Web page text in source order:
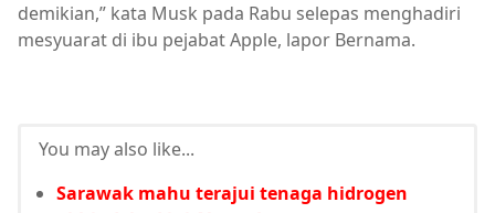
demikian,” kata Musk pada Rabu selepas menghadiri
mesyuarat di ibu pejabat Apple, lapor Bernama.
You may also like...
Sarawak mahu terajui tenaga hidrogen